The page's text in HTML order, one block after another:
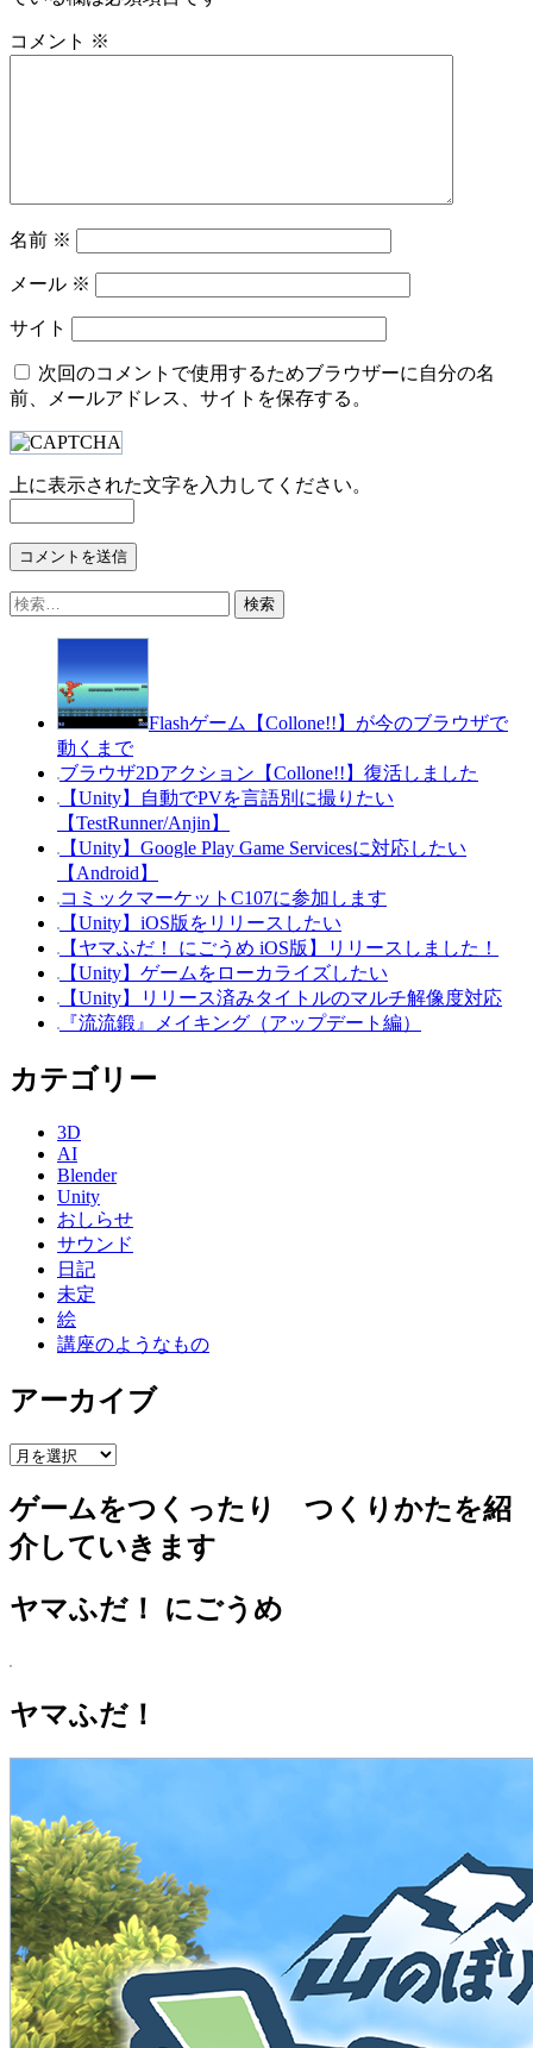
シ
コメント ※
名前 ※
メール ※
サイト
次回のコメントで使用するためブラウザーに自分の名
前、メールアドレス、サイトを保存する。
上に表示された文字を入力してください。
検
Flashゲーム【Collone!!】が今のブラウザで
動くまで
ブラウザ2Dアクション【Collone!!】復活しました
【Unity】自動でPVを言語別に撮りたい
【TestRunner/Anjin】
【Unity】Google Play Game Servicesに対応したい
【Android】
コミックマーケットC107に参加します
【Unity】iOS版をリリースしたい
【ヤマふだ！ にごうめ iOS版】リリースしました！
【Unity】ゲームをローカライズしたい
【Unity】リリース済みタイトルのマルチ解像度対応
『流流鍛』メイキング（アップデート編）
カテゴリー
3D
AI
Blender
Unity
おしらせ
サウンド
日記
未定
絵
講座のようなもの
アーカイブ
ア
カ
イ
ブ
ゲームをつくったり つくりかたを紹
介していきます
ヤマふだ！ にごうめ
ヤマふだ！